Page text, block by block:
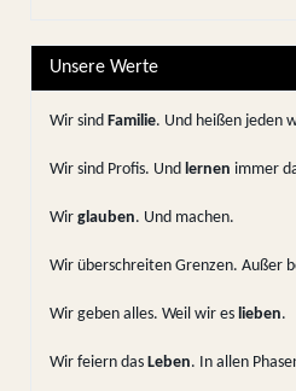
Unsere Werte
Wir sind Familie. Und heißen jeden
Wir sind Profis. Und lernen immer
Wir glauben. Und machen.
Wir überschreiten Grenzen. Außer
Wir geben alles. Weil wir es lieben.
Wir feiern das Leben. In allen